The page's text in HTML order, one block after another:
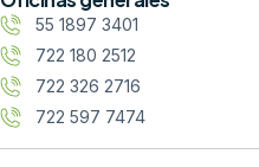
55 1897 3401
722 180 2512
722 326 2716
722 597 7474